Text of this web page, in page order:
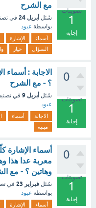
تصويتات
1
إجابة
مع الشرح
سُئل أبريل 24 في
بواسطة عبود
أسماء الإشارة
السؤال
خيار
0
تصويتات
1
إجابة
الاجابة : أسماء
؟ - مع الشرح
سُئل أبريل 9 في
عبود
الاجابة أسماء
مبنية
0
تصويتات
1
إجابة
أسماء الإشارة
معربة عدا هذا
وهاتين ؟ - مع
سُئل فبراير 23 في
بواسطة عبود
أسماء الإشارة